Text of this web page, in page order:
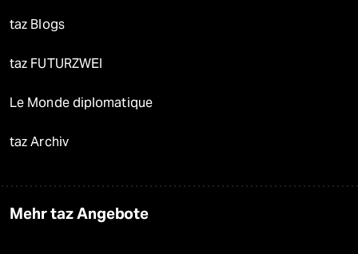
taz Blogs
taz FUTURZWEI
Le Monde diplomatique
taz Archiv
Mehr taz Angebote